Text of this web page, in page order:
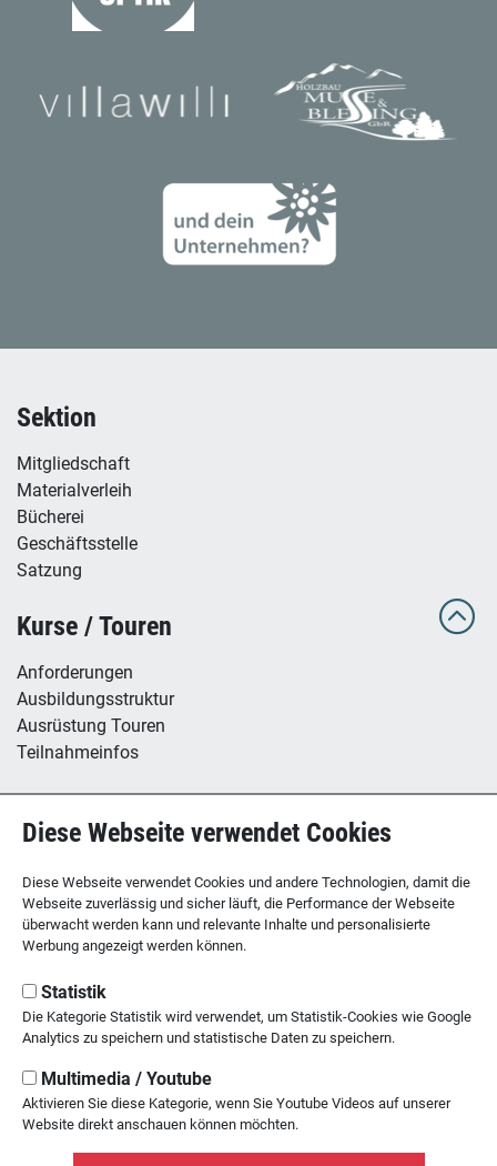
Sektion
Mitgliedschaft
Materialverleih
Bücherei
Geschäftsstelle
Satzung
Kurse / Touren
Anforderungen
Ausbildungsstruktur
Ausrüstung Touren
Teilnahmeinfos
B12 - Boulderzentrum
SEKTION TÜBINGEN
des Deutschen Alpenvereins
Kornhausstr. 21
Tel: 07071 / 23 45 1
Diese Webseite verwendet Cookies
Diese Webseite verwendet Cookies und andere Technologien, damit die
Webseite zuverlässig und sicher läuft, die Performance der Webseite
überwacht werden kann und relevante Inhalte und personalisierte
Werbung angezeigt werden können.
Statistik
Die Kategorie Statistik wird verwendet, um Statistik-Cookies wie Google
Analytics zu speichern und statistische Daten zu speichern.
Multimedia / Youtube
Aktivieren Sie diese Kategorie, wenn Sie Youtube Videos auf unserer
Website direkt anschauen können möchten.